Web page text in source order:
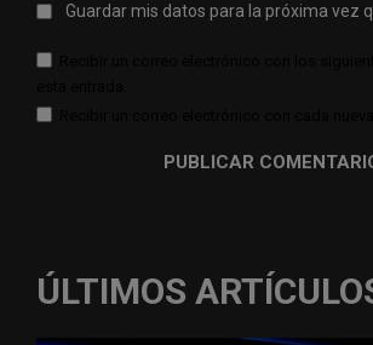
Guardar mis datos para la próxima vez
ÚLTIMOS